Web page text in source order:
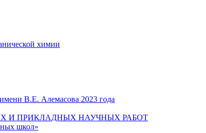
химии
В.Е. Алемасова 2023 года
И ПРИКЛАДНЫХ НАУЧНЫХ РАБОТ
школ»